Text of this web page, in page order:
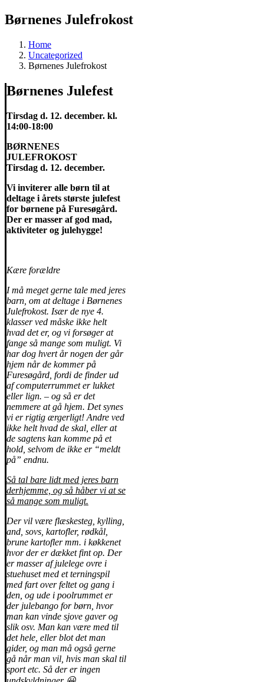
Børnenes Julefrokost
Home
Uncategorized
Børnenes Julefrokost
Børnenes Julefest
Tirsdag d. 12. december. kl.
14:00-18:00
BØRNENES
JULEFROKOST
Tirsdag d. 12. december.
Vi inviterer alle børn til at
deltage i årets største julefest
for børnene på Furesøgård.
Der er masser af god mad,
aktiviteter og julehygge!
Kære forældre
I må meget gerne tale med jeres
barn, om at deltage i Børnenes
Julefrokost. Især de nye 4.
klasser ved måske ikke helt
hvad det er, og vi forsøger at
fange så mange som muligt. Vi
har dog hvert år nogen der går
hjem når de kommer på
Furesøgård, fordi de finder ud
af computerrummet er lukket
eller lign. – og så er det
nemmere at gå hjem. Det synes
vi er rigtig ærgerligt! Andre ved
ikke helt hvad de skal, eller at
de sagtens kan komme på et
hold, selvom de ikke er “meldt
på” endnu.
Så tal bare lidt med jeres barn
derhjemme, og så håber vi at se
så mange som muligt.
Der vil være flæskesteg, kylling,
and, sovs, kartofler, rødkål,
brune kartofler mm. i køkkenet
hvor der er dækket fint op. Der
er masser af julelege ovre i
stuehuset med et terningspil
med fart over feltet og gang i
den, og ude i poolrummet er
der julebango for børn, hvor
man kan vinde sjove gaver og
slik osv. Man kan være med til
det hele, eller blot det man
gider, og man må også gerne
gå når man vil, hvis man skal til
sport etc. Så der er ingen